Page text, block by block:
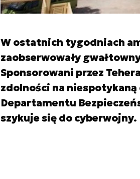
W ostatnich tygodniach
zaobserwowały
Sponsorowani przez
zdolności na
Departamentu
szykuje się do cyberwojny.